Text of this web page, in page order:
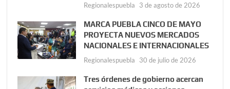
Regionalespuebla 3 de agosto de 2026
MARCA PUEBLA CINCO DE MAYO
PROYECTA NUEVOS MERCADOS
NACIONALES E INTERNACIONALES
Regionalespuebla 30 de julio de 2026
Tres órdenes de gobierno acercan